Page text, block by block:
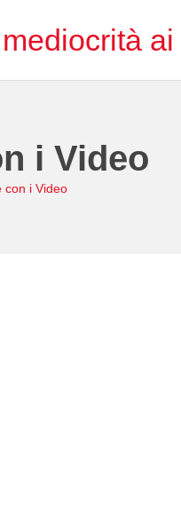
i Video
con i Video